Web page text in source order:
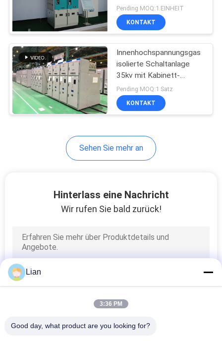
isolierte Schaltanlage
Pending MOQ:1 EINHEIT
KONTAKT
Innenhochspannungsgas
isolierte Schaltanlage
35kv mit Kabinett-
Struktur
Pending MOQ:1 Satz
KONTAKT
Sehen Sie mehr an
Hinterlass eine Nachricht
Wir rufen Sie bald zurück!
Lian
3:36 PM
Good day, what product are you looking for?